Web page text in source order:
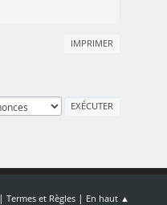
IMPRIMER
| Termes et Règles | En haut ▲